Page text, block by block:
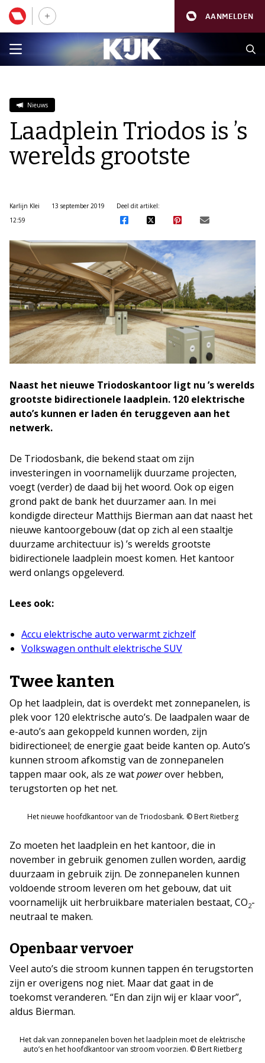
AANMELDEN
Nieuws
Laadplein Triodos is ’s
werelds grootste
Karlijn Klei
13 september 2019
12:59
Deel dit artikel:
Naast het nieuwe Triodoskantoor ligt nu ’s werelds
grootste bidirectionele laadplein. 120 elektrische
auto’s kunnen er laden én teruggeven aan het
netwerk.
De Triodosbank, die bekend staat om zijn
investeringen in voornamelijk duurzame projecten,
voegt (verder) de daad bij het woord. Ook op eigen
grond pakt de bank het duurzamer aan. In mei
kondigde directeur Matthijs Bierman aan dat naast het
nieuwe kantoorgebouw (dat op zich al een staaltje
duurzame architectuur is) ’s werelds grootste
bidirectionele laadplein moest komen. Het kantoor
werd onlangs opgeleverd.
Lees ook:
Accu elektrische auto verwarmt zichzelf
Volkswagen onthult elektrische SUV
Twee kanten
Op het laadplein, dat is overdekt met zonnepanelen, is
plek voor 120 elektrische auto’s. De laadpalen waar de
e-auto’s aan gekoppeld kunnen worden, zijn
bidirectioneel; de energie gaat beide kanten op. Auto’s
kunnen stroom afkomstig van de zonnepanelen
tappen maar ook, als ze watpowerover hebben,
terugstorten op het net.
Het nieuwe hoofdkantoor van de Triodosbank. © Bert Rietberg
Zo moeten het laadplein en het kantoor, die in
november in gebruik genomen zullen worden, aardig
duurzaam in gebruik zijn. De zonnepanelen kunnen
voldoende stroom leveren om het gebouw, dat uit
voornamelijk uit herbruikbare materialen bestaat, CO2-
neutraal te maken.
Openbaar vervoer
Veel auto’s die stroom kunnen tappen én terugstorten
zijn er overigens nog niet. Maar dat gaat in de
toekomst veranderen. “En dan zijn wij er klaar voor”,
aldus Bierman.
Het dak van zonnepanelen boven het laadplein moet de elektrische
auto’s en het hoofdkantoor van stroom voorzien. © Bert Rietberg